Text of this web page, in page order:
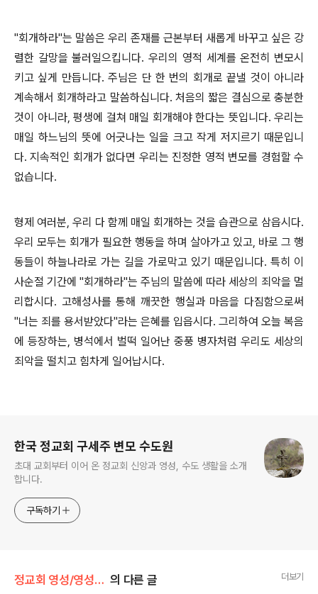
"회개하라"는 말씀은 우리 존재를 근본부터 새롭게 바꾸고 싶은 강
렬한 갈망을 불러일으킵니다. 우리의 영적 세계를 온전히 변모시
키고 싶게 만듭니다. 주님은 단 한 번의 회개로 끝낼 것이 아니라
계속해서 회개하라고 말씀하십니다. 처음의 짧은 결심으로 충분한
것이 아니라, 평생에 걸쳐 매일 회개해야 한다는 뜻입니다. 우리는
매일 하느님의 뜻에 어긋나는 일을 크고 작게 저지르기 때문입니
다. 지속적인 회개가 없다면 우리는 진정한 영적 변모를 경험할 수
없습니다.
형제 여러분, 우리 다 함께 매일 회개하는 것을 습관으로 삼읍시다.
우리 모두는 회개가 필요한 행동을 하며 살아가고 있고, 바로 그 행
동들이 하늘나라로 가는 길을 가로막고 있기 때문입니다. 특히 이
사순절 기간에 "회개하라"는 주님의 말씀에 따라 세상의 죄악을 멀
리합시다. 고해성사를 통해 깨끗한 행실과 마음을 다짐함으로써
"너는 죄를 용서받았다"라는 은혜를 입읍시다. 그리하여 오늘 복음
에 등장하는, 병석에서 벌떡 일어난 중풍 병자처럼 우리도 세상의
죄악을 떨치고 힘차게 일어납시다.
한국 정교회 구세주 변모 수도원
초대 교회부터 이어 온 정교회 신앙과 영성, 수도 생활을 소개
합니다.
구독하기
정교회 영성/영성의 샘터 의 다른 글 더보기